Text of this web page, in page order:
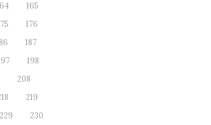
165
176
187
198
208
219
229
230